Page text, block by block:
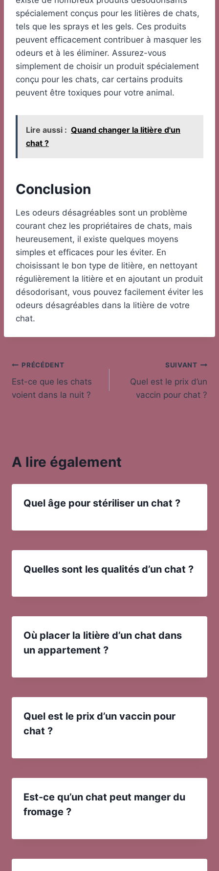
spécialement conçus pour les litières de chats,
tels que les sprays et les gels. Ces produits
peuvent efficacement contribuer à masquer les
odeurs et à les éliminer. Assurez-vous
simplement de choisir un produit spécialement
conçu pour les chats, car certains produits
peuvent être toxiques pour votre animal.
Lire aussi : Quand changer la litière d'un
chat ?
Conclusion
Les odeurs désagréables sont un problème
courant chez les propriétaires de chats, mais
heureusement, il existe quelques moyens
simples et efficaces pour les éviter. En
choisissant le bon type de litière, en nettoyant
régulièrement la litière et en ajoutant un produit
désodorisant, vous pouvez facilement éviter les
odeurs désagréables dans la litière de votre
chat.
Navigation
de
PRÉCÉDENT
Est-ce que les chats
voient dans la nuit ?
SUIVANT
Quel est le prix d’un
vaccin pour chat ?
A lire également
Quel âge pour stériliser un chat ?
Quelles sont les qualités d’un chat ?
Où placer la litière d’un chat dans
un appartement ?
Quel est le prix d’un vaccin pour
chat ?
Est-ce qu’un chat peut manger du
fromage ?